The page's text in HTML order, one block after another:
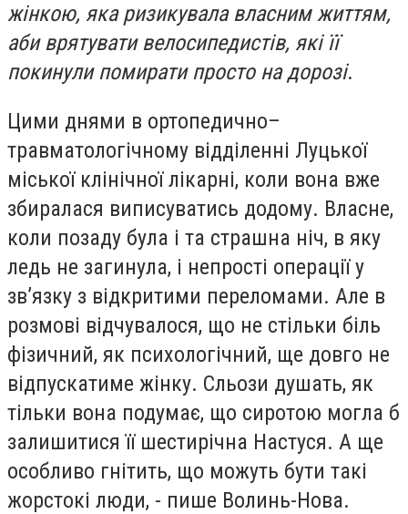
жінкою, яка ризикувала власним життям,
аби врятувати велосипедистів, які її
покинули помирати просто на дорозі.
Цими днями в ортопедично–
травматологічному відділенні Луцької
міської клінічної лікарні, коли вона вже
збиралася виписуватись додому. Власне,
коли позаду була і та страшна ніч, в яку
ледь не загинула, і непрості операції у
зв’язку з відкритими переломами. Але в
розмові відчувалося, що не стільки біль
фізичний, як психологічний, ще довго не
відпускатиме жінку. Сльози душать, як
тільки вона подумає, що сиротою могла б
залишитися її шестирічна Настуся. А ще
особливо гнітить, що можуть бути такі
жорстокі люди, - пише Волинь-Нова.